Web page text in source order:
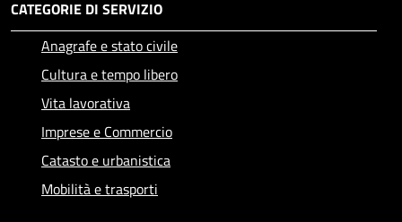
CATEGORIE DI SERVIZIO
Anagrafe e stato civile
Cultura e tempo libero
Vita lavorativa
Imprese e Commercio
Catasto e urbanistica
Mobilità e trasporti